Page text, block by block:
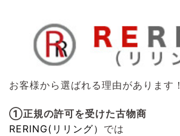
お客様から選ばれる理由があります！
①正規の許可を受けた古物商
RERING(リリング） では